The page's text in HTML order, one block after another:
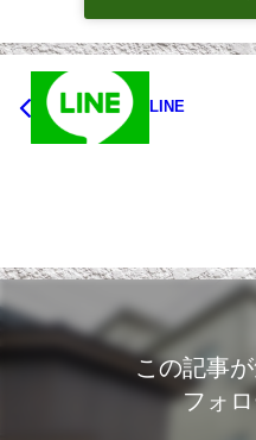
LINE
この記事
フォ